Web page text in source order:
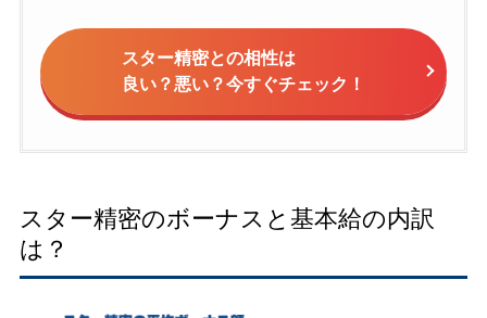
スター精密との相性は
良い？悪い？今すぐチェック！
スター精密のボーナスと基本給の内訳
は？